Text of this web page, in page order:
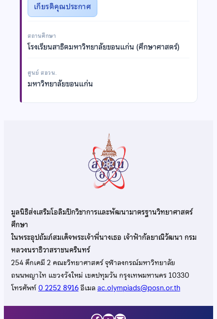
เกียรติคุณประกาศ
สถานศึกษา
โรงเรียนสาธิตมหาวิทยาลัยขอนแก่น (ศึกษาศาสตร์)
ศูนย์ สอวน.
มหาวิทยาลัยขอนแก่น
มูลนิธิส่งเสริมโอลิมปิกวิชาการและพัฒนามาตรฐานวิทยาศาสตร์
ศึกษา
ในพระอุปถัมภ์สมเด็จพระเจ้าพี่นางเธอ เจ้าฟ้ากัลยาณิวัฒนา กรม
หลวงนราธิวาสราชนครินทร์
254 ตึกเคมี 2 คณะวิทยาศาสตร์ จุฬาลงกรณ์มหาวิทยาลัย
ถนนพญาไท แขวงวังใหม่ เขตปทุมวัน กรุงเทพมหานคร 10330
โทรศัพท์0 2252 8916อีเมลac.olympiads@posn.or.th